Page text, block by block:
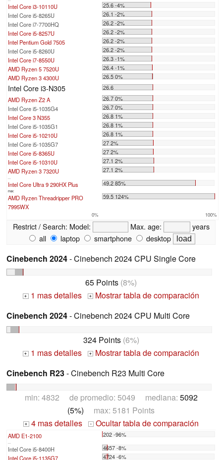
Intel Core i3-10110U
25.6 -4%
Intel Core i5-8265U
26.1 -2%
Intel Core i7-7700HQ
26.2 -2%
Intel Core i5-8257U
26.2 -2%
Intel Pentium Gold 7505
26.2 -2%
Intel Core i5-8260U
26.2 -2%
Intel Core i7-8550U
26.3 -1%
AMD Ryzen 5 7520U
26.4 -1%
AMD Ryzen 3 4300U
26.5 0%
Intel Core i3-N305
26.6
AMD Ryzen Z2 A
26.7 0%
Intel Core i5-1035G4
26.7 0%
Intel Core 3 N355
26.8 1%
Intel Core i5-1035G1
26.8 1%
Intel Core i5-10210U
26.8 1%
Intel Core i5-1035G7
27 2%
Intel Core i5-8365U
27 2%
Intel Core i5-10310U
27.1 2%
AMD Ryzen 3 7320U
27.1 2%
Intel Core Ultra 9 290HX Plus 49.2 85%
max:
AMD Ryzen Threadripper PRO
7995WX
59.5 124%
0% 100%
Restrict / Search: Model: Max. age:
years
all
laptop smartphone desktop
Cinebench 2024- Cinebench 2024 CPU Single Core
65 Points (8%)
+ 1 mas detalles +
Mostrar tabla de comparación
Cinebench 2024- Cinebench 2024 CPU Multi Core
324 Points(6%)
+ 1 mas detalles +
Mostrar tabla de comparación
Cinebench R23- Cinebench R23 Multi Core
min: 4832 de promedio: 5049 mediana: 5092
(5%) max: 5181 Points
+ 4 mas detalles - Ocultar tabla de comparación
AMD E1-2100 202 -96%
...
Intel Core i5-8400H
4657 -8%
Intel Core i5-1135G7
4724 -6%